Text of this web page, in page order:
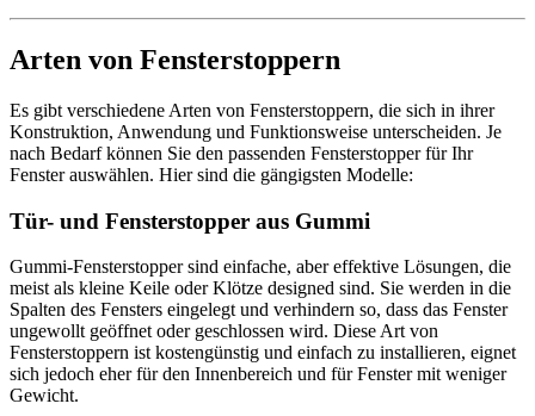
Arten von Fensterstoppern
Es gibt verschiedene Arten von Fensterstoppern, die sich in ihrer
Konstruktion, Anwendung und Funktionsweise unterscheiden. Je
nach Bedarf können Sie den passenden Fensterstopper für Ihr
Fenster auswählen. Hier sind die gängigsten Modelle:
Tür- und Fensterstopper aus Gummi
Gummi-Fensterstopper sind einfache, aber effektive Lösungen, die
meist als kleine Keile oder Klötze designed sind. Sie werden in die
Spalten des Fensters eingelegt und verhindern so, dass das Fenster
ungewollt geöffnet oder geschlossen wird. Diese Art von
Fensterstoppern ist kostengünstig und einfach zu installieren, eignet
sich jedoch eher für den Innenbereich und für Fenster mit weniger
Gewicht.